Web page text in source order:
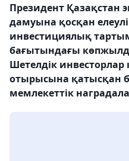
Президент Қазақстан
дамуына қосқан
инвестициялық
бағытындағы
Шетелдік инвесторлар
отырысына қатысқан
мемлекеттік